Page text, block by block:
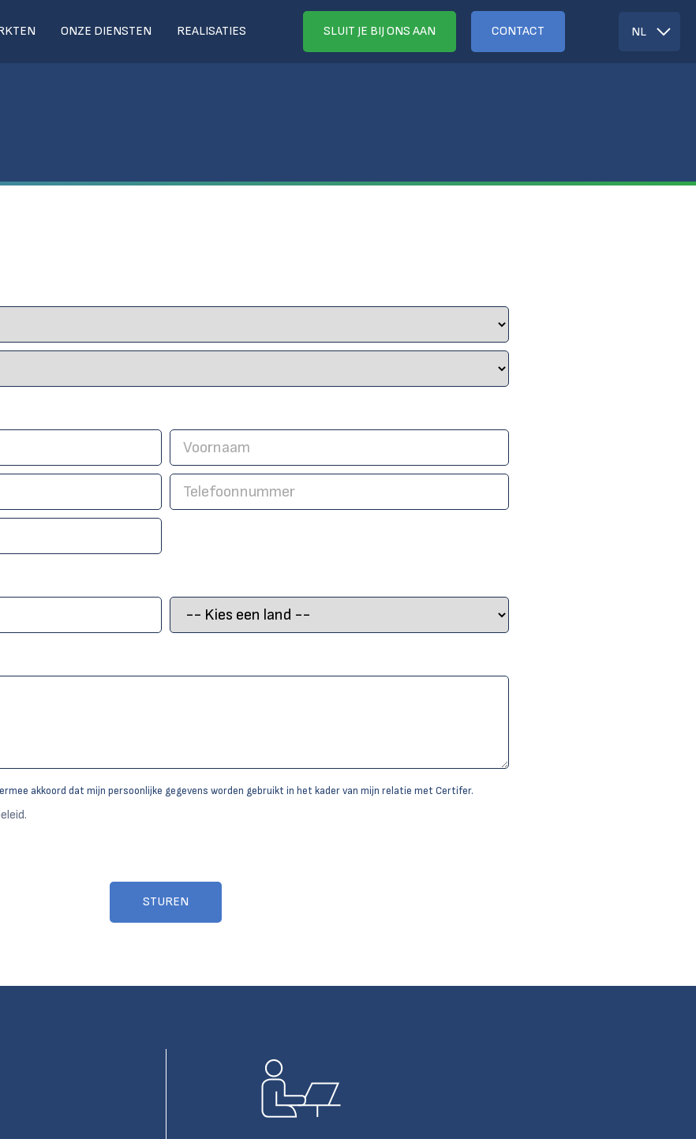
ONZE DIENSTEN REALISATIES SLUIT JE BIJ ONS AAN CONTACT NL
akkoord dat mijn persoonlijke gegevens worden gebruikt in het kader van mijn relatie met Certifer.